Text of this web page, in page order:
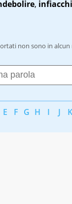
,
non sono in alcun
E F G H I J K